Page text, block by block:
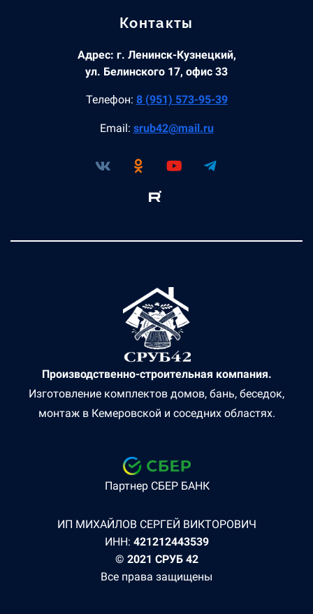
Контакты
Адрес: г. Ленинск-Кузнецкий,
ул. Белинского 17, офис 33
Телефон: 8 (951) 573-95-39
Email: srub42@mail.ru
Производственно-строительная компания.
Изготовление комплектов домов, бань, беседок,
монтаж в Кемеровской и соседних областях.
Партнер СБЕР БАНК
ИП МИХАЙЛОВ СЕРГЕЙ ВИКТОРОВИЧ
ИНН: 421212443539
© 2021 СРУБ 42
Все права защищены